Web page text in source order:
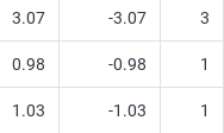
3.07 -3.07 3
0.98 -0.98 1
1.03 -1.03 1